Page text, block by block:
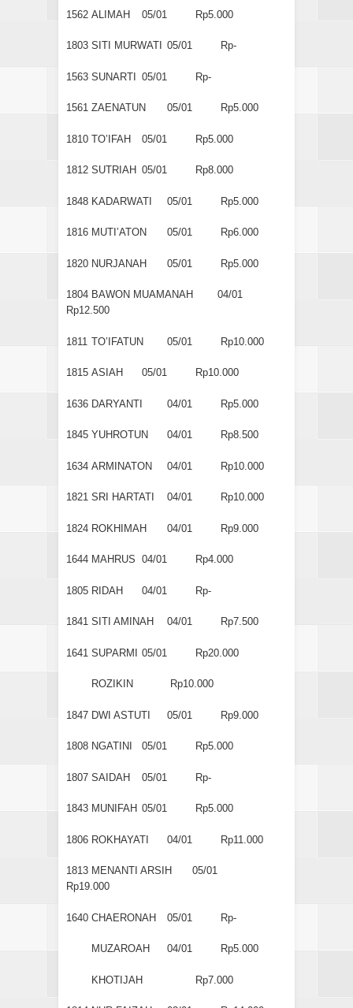
1562 ALIMAH 05/01 Rp5.000
1803 SITI MURWATI 05/01 Rp-
1563 SUNARTI 05/01 Rp-
1561 ZAENATUN 05/01 Rp5.000
1810 TO’IFAH 05/01 Rp5.000
1812 SUTRIAH 05/01 Rp8.000
1848 KADARWATI 05/01 Rp5.000
1816 MUTI’ATON 05/01 Rp6.000
1820 NURJANAH 05/01 Rp5.000
1804 BAWON MUAMANAH
04/01
Rp12.500
1811 TO’IFATUN 05/01 Rp10.000
1815 ASIAH 05/01 Rp10.000
1636 DARYANTI 04/01 Rp5.000
1845 YUHROTUN 04/01 Rp8.500
1634 ARMINATON 04/01 Rp10.000
1821 SRI HARTATI 04/01 Rp10.000
1824 ROKHIMAH 04/01 Rp9.000
1644 MAHRUS 04/01 Rp4.000
1805 RIDAH 04/01 Rp-
1841 SITI AMINAH 04/01 Rp7.500
1641 SUPARMI 05/01 Rp20.000
ROZIKIN Rp10.000
1847 DWI ASTUTI 05/01 Rp9.000
1808 NGATINI 05/01 Rp5.000
1807 SAIDAH 05/01 Rp-
1843 MUNIFAH 05/01 Rp5.000
1806 ROKHAYATI 04/01 Rp11.000
1813 MENANTI ARSIH
05/01
Rp19.000
1640 CHAERONAH 05/01 Rp-
MUZAROAH 04/01 Rp5.000
KHOTIJAH Rp7.000